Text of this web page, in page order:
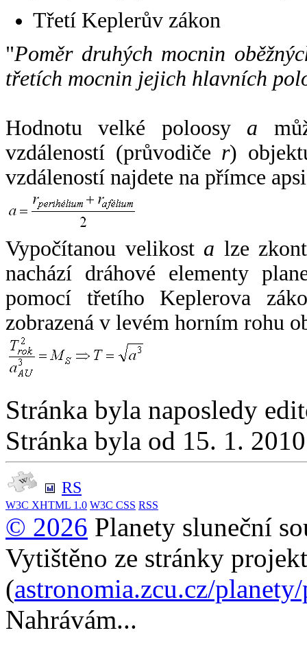
Třetí Keplerův zákon
"Poměr druhých mocnin
třetích mocnin jejich hlavních
Hodnotu velké poloosy a
vzdáleností (průvodiče r)
vzdáleností najdete na přímce
Vypočítanou velikost a lze
nachází dráhové elementy
pomocí třetího Keplerova
zobrazená v levém horním rohu
Stránka byla naposledy
Stránka byla od 15. 1.
RS
W3C XHTML 1.0 W3C CSS RSS
© 2026 Planety sluneční
Vytištěno ze stránky
(astronomia.zcu.cz/
Nahrávám...